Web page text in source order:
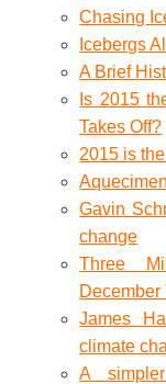
Chasing
Icebergs
A Brief
Is 2015
Takes Off?
2015 is
Gavin
change
Three
December
James
climate
A